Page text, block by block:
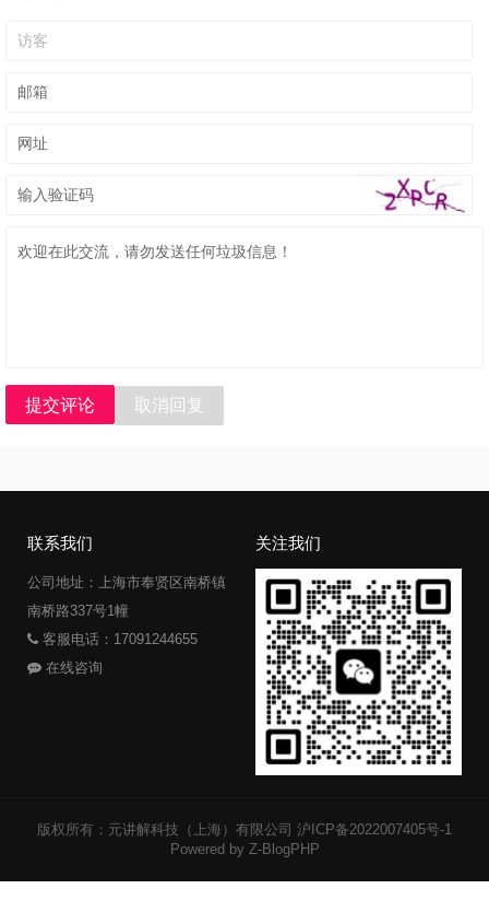
提交评论 取消回复
联系我们
公司地址：上海市奉贤区南桥镇
南桥路337号1幢
客服电话：17091244655
在线咨询
关注我们
版权所有：元讲解科技（上海）有限公司 沪ICP备2022007405号-1
Powered by Z-BlogPHP